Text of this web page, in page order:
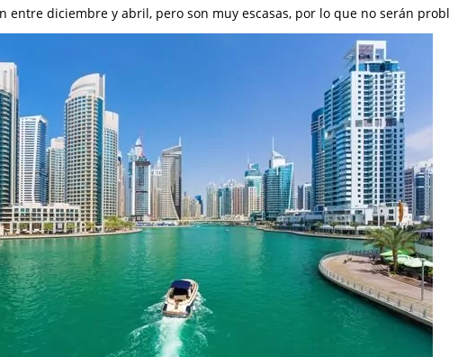
entre diciembre y abril, pero son muy escasas, por lo que no serán